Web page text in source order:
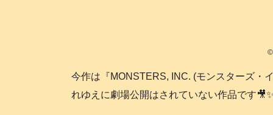
今作は『MONSTERS, INC. (モンスターズ・
れゆえに劇場公開はされていない作品です